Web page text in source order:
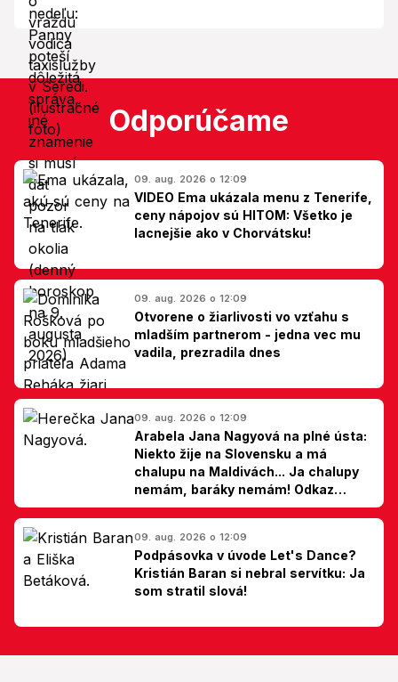
Odporúčame
09. aug. 2026 o 12:09
VIDEO Ema ukázala menu z Tenerife,
ceny nápojov sú HITOM: Všetko je
lacnejšie ako v Chorvátsku!
09. aug. 2026 o 12:09
Otvorene o žiarlivosti vo vzťahu s
mladším partnerom - jedna vec mu
vadila, prezradila dnes
09. aug. 2026 o 12:09
Arabela Jana Nagyová na plné ústa:
Niekto žije na Slovensku a má
chalupu na Maldivách... Ja chalupy
nemám, baráky nemám! Odkaz
Slovákom
09. aug. 2026 o 12:09
Podpásovka v úvode Let's Dance?
Kristián Baran si nebral servítku: Ja
som stratil slová!